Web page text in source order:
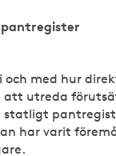
och med hur
att utreda
har varit